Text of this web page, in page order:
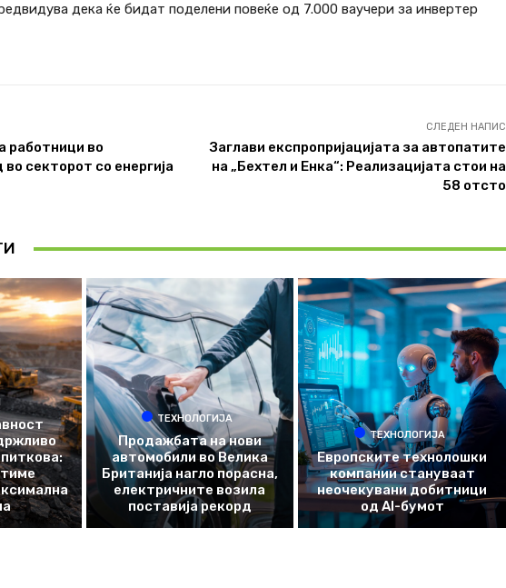
дека ќе бидат поделени повеќе од 7.000 ваучери за инвертер
работници во
секторот со енергија
СЛЕДЕН НАПИС
Заглави експропријацијата за автопатите
на „Бехтел и Енка“: Реализацијата стои на
58 отсто
ТЕХНОЛОГИЈА
Продажбата на нови
автомобили во Велика
Британија нагло порасна,
електричните возила
поставија рекорд
ТЕХНОЛОГИЈА
Европските технолошки
компании стануваат
неочекувани добитници
од AI-бумот